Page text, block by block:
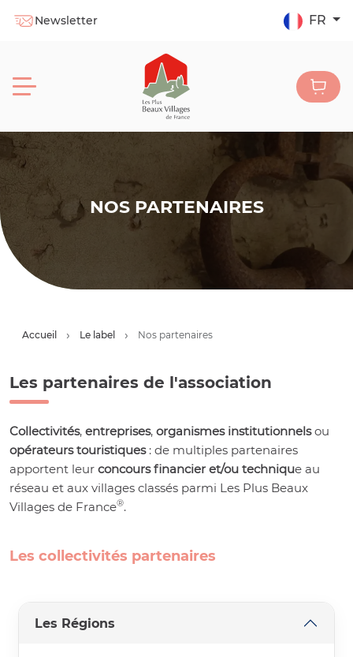
Newsletter FR
NOS PARTENAIRES
Accueil Le label Nos partenaires
Les partenaires de l'association
Collectivités, entreprises, organismes institutionnelsou
opérateurs touristiques: de multiples partenaires
apportent leur concours financier et/ou technique au
réseau et aux villages classés parmi Les Plus Beaux
Villages de France®.
Les collectivités partenaires
Les Régions